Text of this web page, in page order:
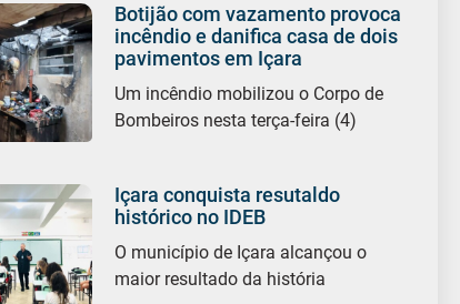
Botijão com vazamento provoca
incêndio e danifica casa de dois
pavimentos em Içara
Um incêndio mobilizou o Corpo de
Bombeiros nesta terça-feira (4)
Içara conquista resutaldo
histórico no IDEB
O município de Içara alcançou o
maior resultado da história